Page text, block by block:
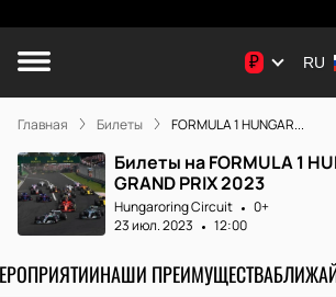
₽ RU
Главная Билеты FORMULA 1 HUNGAR...
Билеты на FORMULA 1
GRAND PRIX 2023
Hungaroring Circuit
0+
23 июл. 2023
12:00
НАШИ ПРЕИМУЩЕСТВА